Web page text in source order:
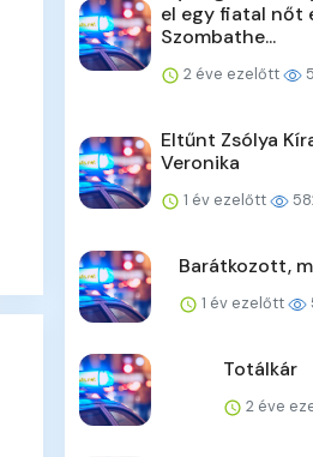
el egy fiatal nőt
Szombathe...
2 éve ezelőtt
Eltűnt Zsólya
Veronika
1 év ezelőtt
Barátkozott,
1 év ezelőtt
Totálkár
2 éve